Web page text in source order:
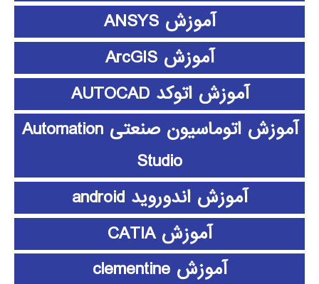
آموزش ANSYS
آموزش ArcGIS
آموزش اتوکد AUTOCAD
آموزش اتوماسیون صنعتی Automation
Studio
آموزش اندوروید android
آموزش CATIA
آموزش clementine